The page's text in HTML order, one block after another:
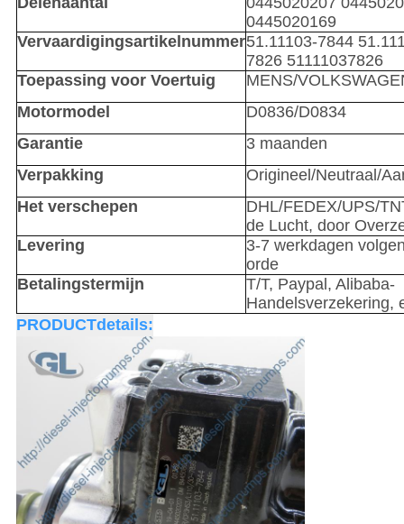
0445020169
Vervaardigingsartikelnummer51.11103-7844
7826 51111037826
Toepassing voor Voertuig
MENS/
Motormodel
D0836/D0834
Garantie
3 maanden
Verpakking
Origineel/Neutraal/
Het verschepen
DHL/FEDEX/UPS/
de Lucht, door
Levering
3-7 werkdagen
orde
Betalingstermijn
T/T, Paypal, Alibaba-
Handelsverzekering,
PRODUCTdetails: